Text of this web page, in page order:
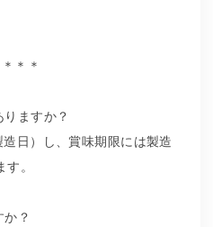
＊＊
ますか？
日）し、賞味期限には製造
。
？